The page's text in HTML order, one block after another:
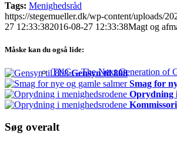
TNG – The Next Generation of
Tags: Menighedsråd
https://stegemueller.dk/wp-content/uploads/
27 12:33:382016-08-27 12:33:38Magt og
Måske kan du også lide:
Gensyn til 808
Smag for
Oprydning
Søg overalt